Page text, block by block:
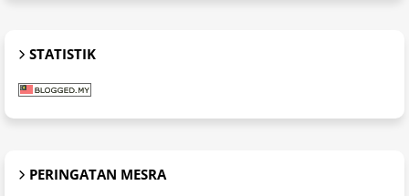
STATISTIK
PERINGATAN MESRA